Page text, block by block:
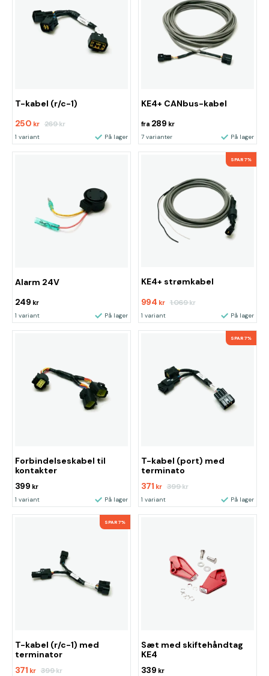
T-kabel (r/c-1)
250 kr 269kr
1 variant På lager
KE4+ CANbus-kabel
fra 289 kr
7 varianter På lager
Alarm 24V
249 kr
1 variant På lager
SPAR 7%
KE4+ strømkabel
994 kr 1.069kr
1 variant På lager
Forbindelseskabel til
kontakter
399 kr
1 variant På lager
SPAR 7%
T-kabel (port) med
terminato
371 kr 399kr
1 variant På lager
SPAR 7%
T-kabel (r/c-1) med
terminator
371 kr 399kr
Sæt med skiftehåndtag
KE4
339 kr